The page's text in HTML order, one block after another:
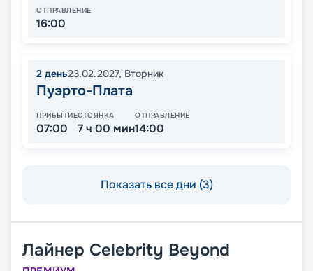
ОТПРАВЛЕНИЕ
16:00
2 день23.02.2027, Вторник
Пуэрто-Плата
ПРИБЫТИЕ
07:00
СТОЯНКА
7 ч 00 мин
ОТПРАВЛЕНИЕ
14:00
Показать все дни (3)
Лайнер Celebrity Beyond